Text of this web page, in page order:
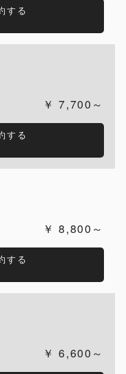
する
7,700～
する
8,800～
する
6,600～